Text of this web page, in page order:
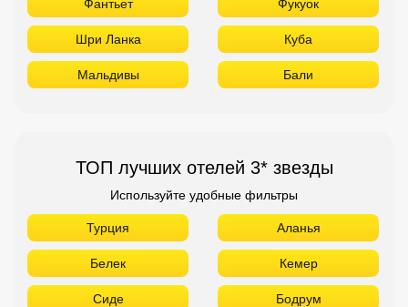
Фантьет Фукуок
Шри Ланка Куба
Мальдивы Бали
ТОП лучших отелей 3* звезды
Используйте удобные фильтры
Турция Аланья
Белек Кемер
Сиде Бодрум